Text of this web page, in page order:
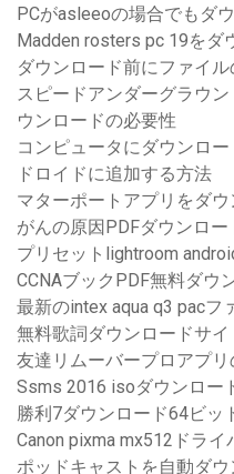
PCがasleeoの場合でもダ
Madden rosters pc 19をダ
ダウンロード前にファイ
スピードアンダーグラウ
ウンロードの必要性
コンピュータにダウンロ
ドロイドに追加する方法
マターポートアプリをダウ
がんの原因PDFダウンロー
プリセットlightroom
CCNAブックPDF無料ダウ
最新のintex aqua q3 pacフ
無料歌詞ダウンロードサイ
友達リムーバープロアプ
Ssms 2016 isoダウンロー
勝利7ダウンロード64ビッ
Canon pixma mx512ドライ
ポッドキャストを自動ダ